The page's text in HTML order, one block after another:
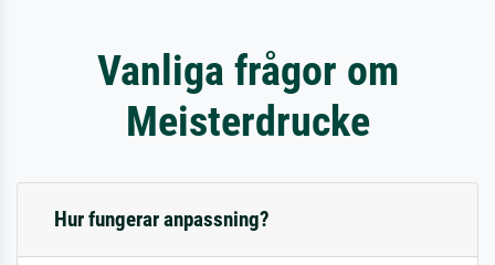
Vanliga frågor om
Meisterdrucke
Hur fungerar anpassning?